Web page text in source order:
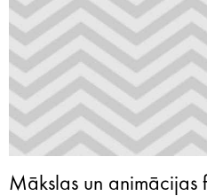
Mākslas un animācijas